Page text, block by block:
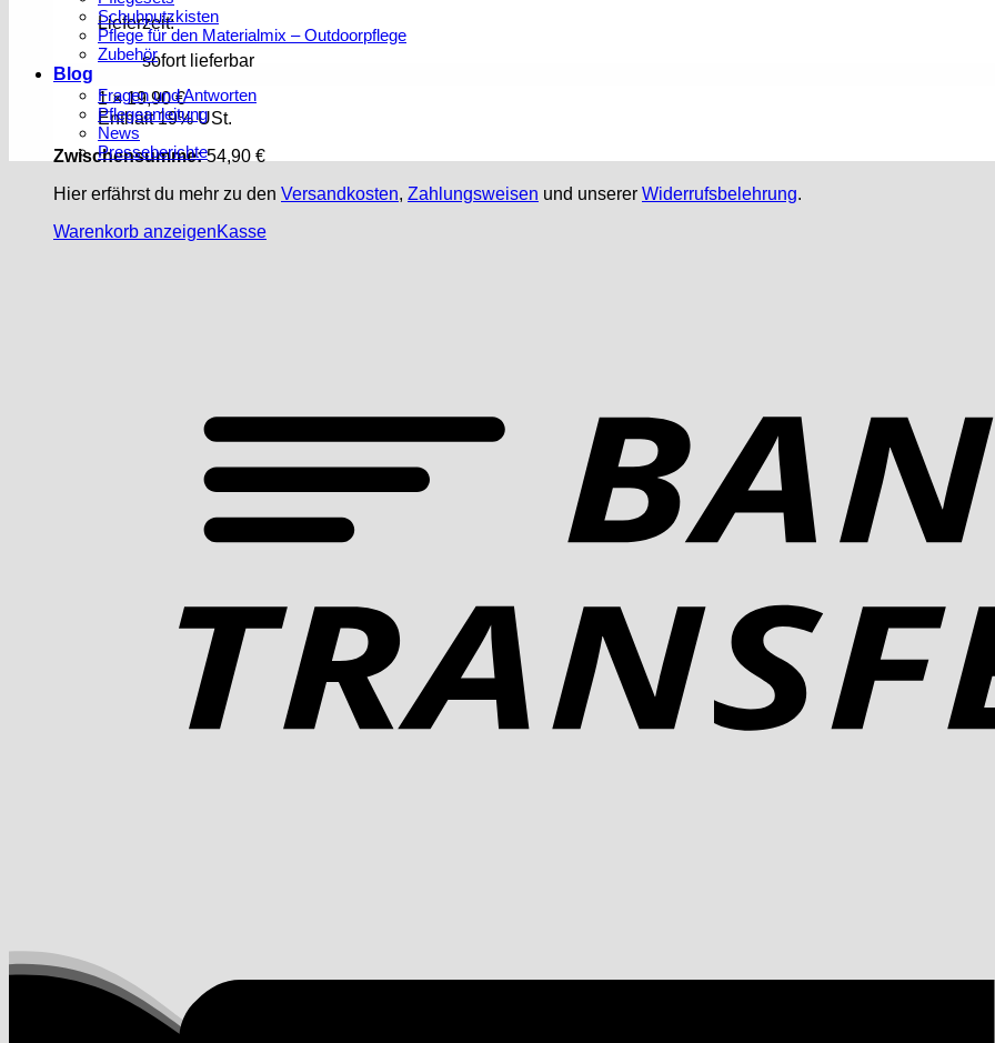
Lieferzeit:
sofort lieferbar
1 ×19,90€
Enthält 19% USt.
Zwischensumme: 54,90 €
Hier erfährst du mehr zu den Versandkosten, Zahlungsweisen und unserer Widerrufsbelehrung.
Warenkorb anzeigenKasse
Schuhputzkisten
Pflege für den Materialmix – Outdoorpflege
Zubehör
Blog
Fragen und Antworten
Pflegeanleitung
News
Presseberichte